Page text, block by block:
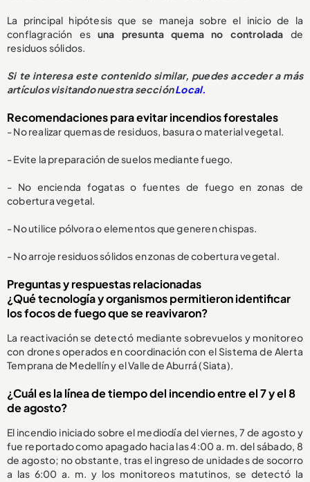
La principal hipótesis que se maneja sobre el inicio de la
conflagración es una presunta quema no controlada de
residuos sólidos.
Si te interesa este contenido similar, puedes acceder a más
artículos visitando nuestra secciónLocal.
Recomendaciones para evitar incendios forestales
- No realizar quemas de residuos, basura o material vegetal.
- Evite la preparación de suelos mediante fuego.
- No encienda fogatas o fuentes de fuego en zonas de
cobertura vegetal.
- No utilice pólvora o elementos que generen chispas.
- No arroje residuos sólidos en zonas de cobertura vegetal.
Preguntas y respuestas relacionadas
¿Qué tecnología y organismos permitieron identificar
los focos de fuego que se reavivaron?
La reactivación se detectó mediante sobrevuelos y monitoreo
con drones operados en coordinación con el Sistema de Alerta
Temprana de Medellín y el Valle de Aburrá (Siata).
¿Cuál es la línea de tiempo del incendio entre el 7 y el 8
de agosto?
El incendio iniciado sobre el mediodía del viernes, 7 de agosto y
fue reportado como apagado hacia las 4:00 a. m. del sábado, 8
de agosto; no obstante, tras el ingreso de unidades de socorro
a las 6:00 a. m. y los monitoreos matutinos, se detectó la